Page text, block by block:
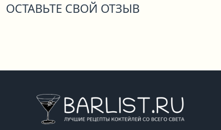
ОСТАВЬТЕ СВОЙ ОТЗЫВ